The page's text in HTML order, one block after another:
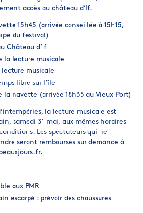
accès au château d’If.
15h45 (arrivée conseillée à 15h15,
du festival)
Château d’If
la lecture musicale
lecture musicale
libre sur l’île
la navette (arrivée 18h35 au Vieux-Port)
la lecture musicale est
samedi 31 mai, aux mêmes horaires
Les spectateurs qui ne
seront remboursés sur demande à
aux PMR
escarpé : prévoir des chaussures